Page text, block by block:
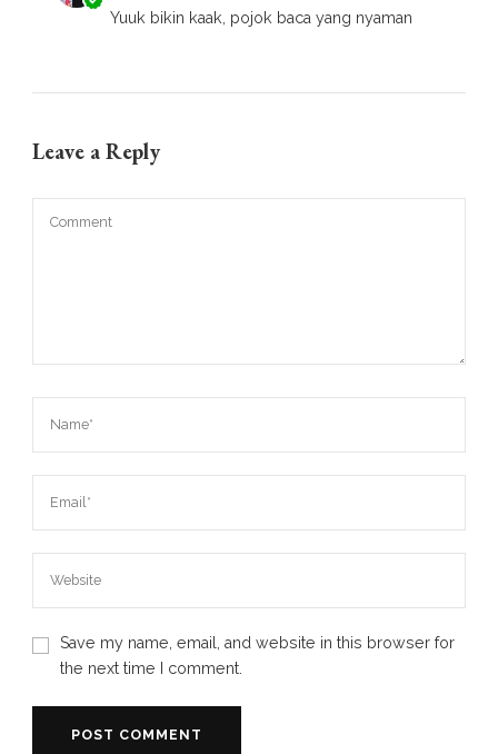
Yuuk bikin kaak, pojok baca yang nyaman
Leave a Reply
Save my name, email, and website in this browser for
the next time I comment.